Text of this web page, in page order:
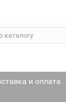
и оплата